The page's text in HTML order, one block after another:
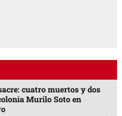
cuatro muertos y dos
Murilo Soto en